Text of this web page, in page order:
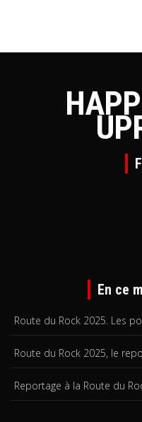
En ce
Route du Rock 2025. Les
Route du Rock 2025, le
Reportage à la Route du